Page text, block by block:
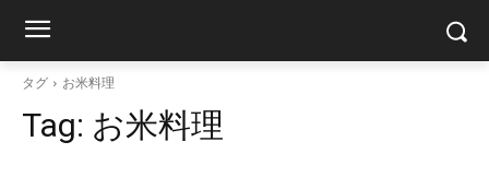
タグ お米料理
Tag: お米料理